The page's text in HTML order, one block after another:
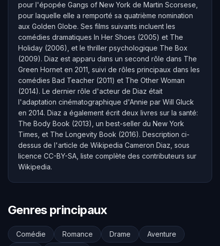
pour l'épopée Gangs of New York de Martin Scorsese,
pour laquelle elle a remporté sa quatrième nomination
aux Golden Globe. Ses films suivants incluent les
comédies dramatiques In Her Shoes (2005) et The
Holiday (2006), et le thriller psychologique The Box
(2009). Diaz est apparu dans un second rôle dans The
Green Hornet en 2011, suivi de rôles principaux dans les
comédies Bad Teacher (2011) et The Other Woman
(2014). Le dernier rôle d'acteur de Diaz était
l'adaptation cinématographique d'Annie par Will Gluck
en 2014. Diaz a également écrit deux livres sur la santé:
The Body Book (2013), un best-seller du New York
Times, et The Longevity Book (2016). Description ci-
dessus de l'article de Wikipedia Cameron Diaz, sous
licence CC-BY-SA, liste complète des contributeurs sur
Wikipedia.
Genres principaux
Comédie Romance Drame
Aventure